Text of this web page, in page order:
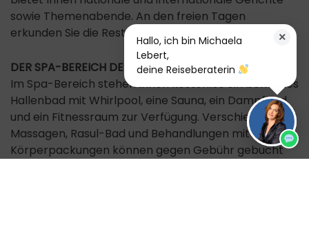
sowie Themenabende. An den freien Tagen
erkunden Sie die Restaurants der Umgebung.
DER SPA-BEREICH DES HOTELS
Im Spa-Bereich stehen Ihnen kostenlos ein beheiztes
Hallenbad mit Whirlpool, eine Sauna, ein Dampfbad
und ein Fitnessraum zur Verfügung. Verschiedene
Massagen, Rasul-Bad und Behandlungen mit
Körperpackungen können gegen Gebühr gebucht
×
Hallo, ich bin Michaela
Lebert,
deine Reiseberaterin